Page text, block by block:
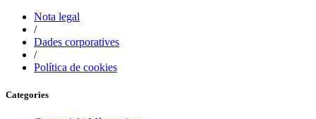
Nota legal
/
Dades corporatives
/
Política de cookies
Categories